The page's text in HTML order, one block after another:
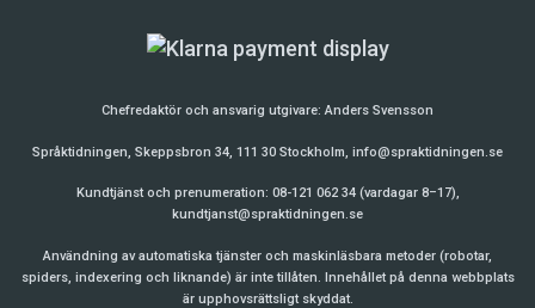
Chefredaktör och ansvarig utgivare:Anders Svensson
Språktidningen, Skeppsbron 34, 111 30 Stockholm, info@spraktidningen.se
Kundtjänst och prenumeration: 08-121 062 34 (vardagar 8–17),
kundtjanst@spraktidningen.se
Användning av automatiska tjänster och maskinläsbara metoder (robotar,
spiders, indexering och liknande) är inte tillåten. Innehållet på denna webbplats
är upphovsrättsligt skyddat.